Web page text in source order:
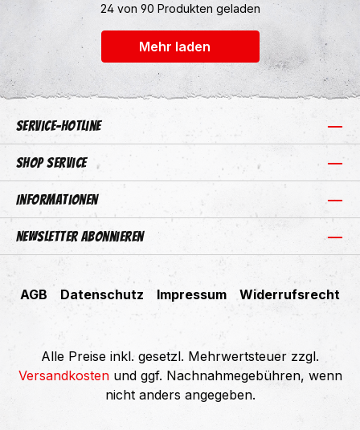
24 von 90 Produkten geladen
Mehr laden
Service-Hotline
Shop Service
Informationen
Newsletter abonnieren
AGB Datenschutz Impressum Widerrufsrecht
Alle Preise inkl. gesetzl. Mehrwertsteuer zzgl.
Versandkostenund ggf. Nachnahmegebühren, wenn
nicht anders angegeben.